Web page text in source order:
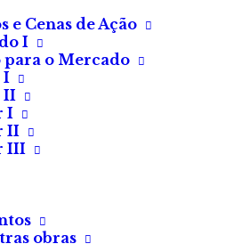
e Cenas de Ação
I
para o Mercado
I
II
I
II
III
obras